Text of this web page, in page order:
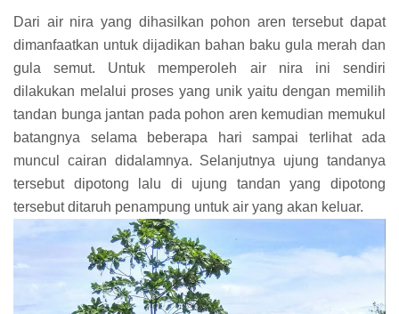
Dari air nira yang dihasilkan pohon aren tersebut dapat
dimanfaatkan untuk dijadikan bahan baku gula merah dan
gula semut. Untuk memperoleh air nira ini sendiri
dilakukan melalui proses yang unik yaitu dengan memilih
tandan bunga jantan pada pohon aren kemudian memukul
batangnya selama beberapa hari sampai terlihat ada
muncul cairan didalamnya. Selanjutnya ujung tandanya
tersebut dipotong lalu di ujung tandan yang dipotong
tersebut ditaruh penampung untuk air yang akan keluar.